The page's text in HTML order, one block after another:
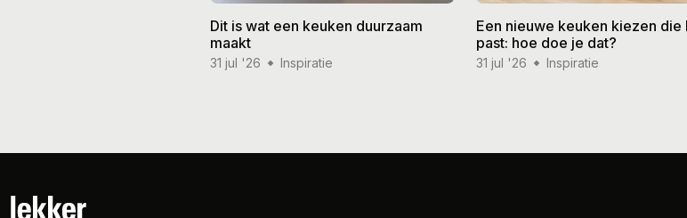
Dit is wat een keuken duurzaam
maakt
31 jul '26 Inspiratie
Een nieuwe keuken kiezen die
past: hoe doe je dat?
31 jul '26 Inspiratie